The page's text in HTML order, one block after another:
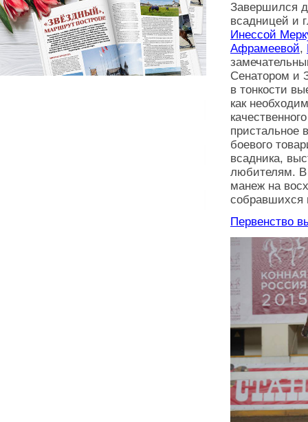
Завершился
всадницей и
Инессой
Афрамеевой,
Сенатором и
в тонкости
как
пристальное
боевого
всадника,
любителям. В
манеж на
собравшихся
Первенство